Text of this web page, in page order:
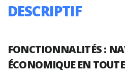
DESCRIPTIF
FONCTIONNALITÉS :
ÉCONOMIQUE EN